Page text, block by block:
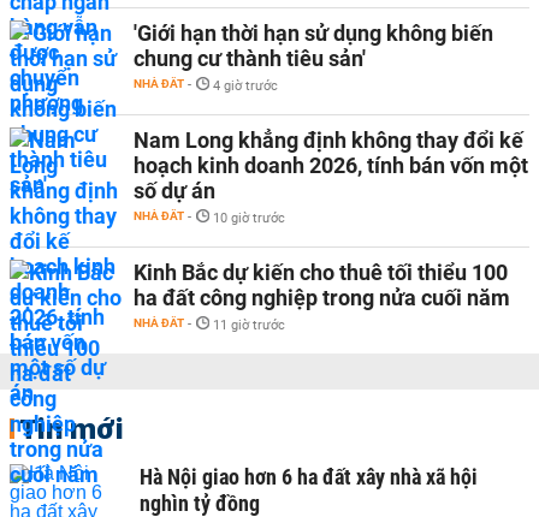
'Giới hạn thời hạn sử dụng không biến
chung cư thành tiêu sản'
NHÀ ĐẤT - 4 giờ trước
Nam Long khẳng định không thay đổi kế
hoạch kinh doanh 2026, tính bán vốn một
số dự án
NHÀ ĐẤT - 10 giờ trước
Kinh Bắc dự kiến cho thuê tối thiểu 100
ha đất công nghiệp trong nửa cuối năm
NHÀ ĐẤT - 11 giờ trước
Tin mới
Hà Nội giao hơn 6 ha đất xây nhà xã hội
nghìn tỷ đồng